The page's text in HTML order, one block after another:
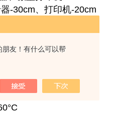
朋友！有什么可以帮
-30cm、打印机-20cm
读取
号、备注